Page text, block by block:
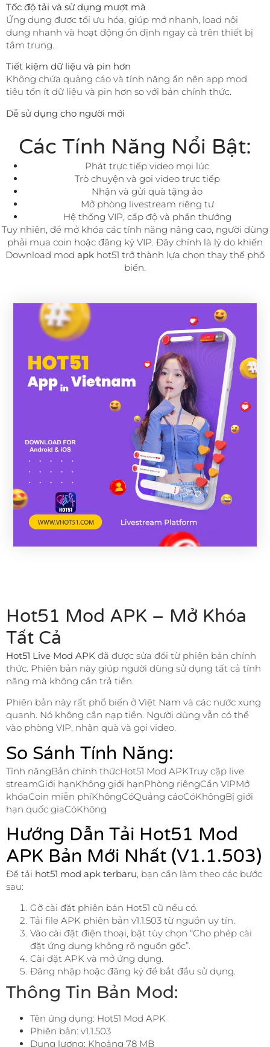
Tốc độ tải và sử dụng mượt mà
Ứng dụng được tối ưu hóa, giúp mở nhanh, load nội
dung nhanh và hoạt động ổn định ngay cả trên thiết bị
tầm trung.
Tiết kiệm dữ liệu và pin hơn
Không chứa quảng cáo và tính năng ẩn nên app mod
tiêu tốn ít dữ liệu và pin hơn so với bản chính thức.
Dễ sử dụng cho người mới
Các Tính Năng Nổi Bật:
Phát trực tiếp video mọi lúc
Trò chuyện và gọi video trực tiếp
Nhận và gửi quà tặng ảo
Mở phòng livestream riêng tư
Hệ thống VIP, cấp độ và phần thưởng
Tuy nhiên, để mở khóa các tính năng nâng cao, người dùng
phải mua coin hoặc đăng ký VIP. Đây chính là lý do khiến
Download mod apk hot51 trở thành lựa chọn thay thế phổ
biến.
Hot51 Mod APK – Mở Khóa
Tất Cả
Hot51 Live Mod APK đã được sửa đổi từ phiên bản chính
thức. Phiên bản này giúp người dùng sử dụng tất cả tính
năng mà không cần trả tiền.
Phiên bản này rất phổ biến ở Việt Nam và các nước xung
quanh. Nó không cần nạp tiền. Người dùng vẫn có thể
vào phòng VIP, nhận quà và gọi video.
So Sánh Tính Năng:
Tính năngBản chính thứcHot51 Mod APKTruy cập live
streamGiới hạnKhông giới hạnPhòng riêngCần VIPMở
khóaCoin miễn phíKhôngCóQuảng cáoCóKhôngBị giới
hạn quốc giaCóKhông
Hướng Dẫn Tải Hot51 Mod
APK Bản Mới Nhất (v1.1.503)
Để tải hot51 mod apk terbaru, bạn cần làm theo các bước
sau:
Gỡ cài đặt phiên bản Hot51 cũ nếu có.
Tải file APK phiên bản v1.1.503 từ nguồn uy tín.
Vào cài đặt điện thoại, bật tùy chọn “Cho phép cài
đặt ứng dụng không rõ nguồn gốc”.
Cài đặt APK và mở ứng dụng.
Đăng nhập hoặc đăng ký để bắt đầu sử dụng.
Thông Tin Bản Mod:
Tên ứng dụng: Hot51 Mod APK
Phiên bản: v1.1.503
Dung lượng: Khoảng 78 MB